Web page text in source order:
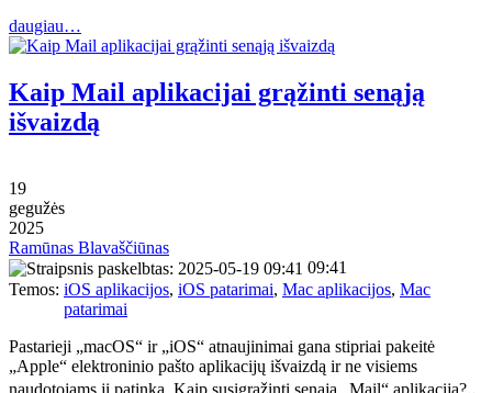
daugiau…
Kaip Mail aplikacijai grąžinti senąją
išvaizdą
19
gegužės
2025
Ramūnas Blavaščiūnas
09:41
Temos: iOS aplikacijos, iOS patarimai, Mac aplikacijos, Mac
patarimai
Pastarieji „macOS“ ir „iOS“ atnaujinimai gana stipriai pakeitė
„Apple“ elektroninio pašto aplikacijų išvaizdą ir ne visiems
naudotojams ji patinka. Kaip susigrąžinti senąją „Mail“ aplikaciją?‥